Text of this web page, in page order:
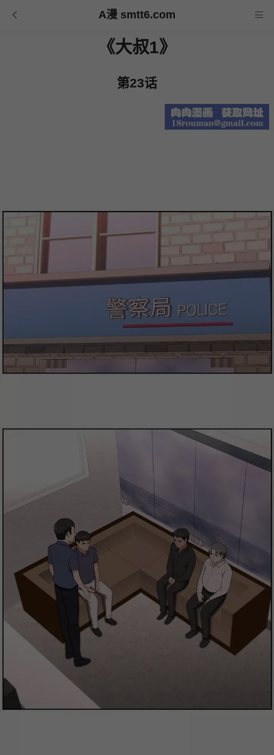
A漫 smtt6.com
《大叔1》
第23话